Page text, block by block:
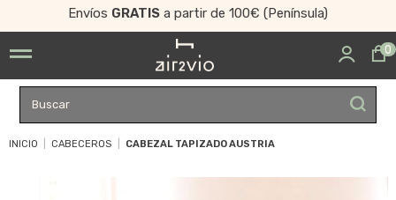
Envíos GRATIS a partir de 100€ (Península)
0
INICIO CABECEROS CABEZAL TAPIZADO AUSTRIA